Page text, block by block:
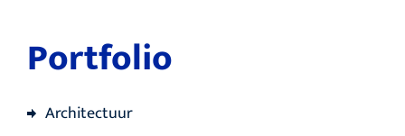
Portfolio
Architectuur